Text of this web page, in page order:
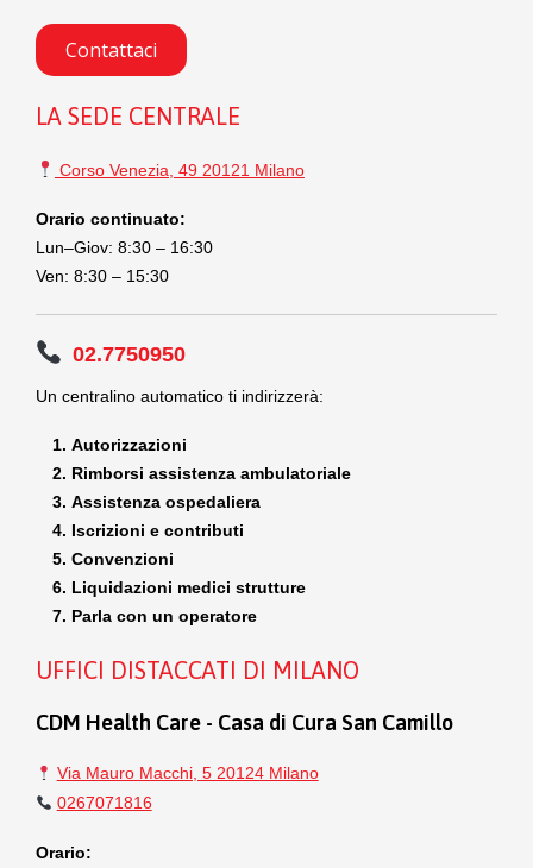
Contattaci
LA SEDE CENTRALE
Corso Venezia, 49 20121 Milano
Orario continuato:
Lun–Giov: 8:30 – 16:30
Ven: 8:30 – 15:30
02.7750950
Un centralino automatico ti indirizzerà:
Autorizzazioni
Rimborsi assistenza ambulatoriale
Assistenza ospedaliera
Iscrizioni e contributi
Convenzioni
Liquidazioni medici strutture
Parla con un operatore
UFFICI DISTACCATI DI MILANO
CDM Health Care - Casa di Cura San Camillo
Via Mauro Macchi, 5 20124 Milano
0267071816
Orario: